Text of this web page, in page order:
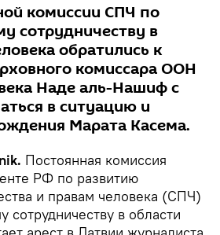
комиссии СПЧ по
сотрудничеству в
обратились к
комиссара ООН
Наде аль-Нашиф с
в ситуацию и
Марата Касема.
Постоянная комиссия
РФ по развитию
и правам человека (СПЧ)
в области